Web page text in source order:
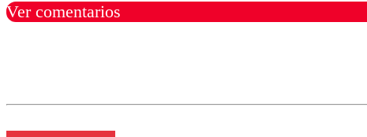
Ver comentarios